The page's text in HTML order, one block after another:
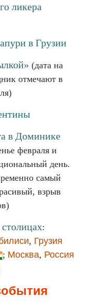
ликера
в Грузии
(дата на
отмечают в
в Доминике
февраля и
день.
самый
взрыв
:
, Грузия
; Москва, Россия